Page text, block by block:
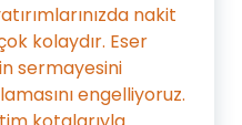
nakit
kolaydır. Eser
sermayesini
engelliyoruz.